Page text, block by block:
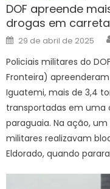
DOF apreende
drogas em
Posted
on
29 de abril de 2025
Policiais militares do
Fronteira)
Iguatemi, mais de 3,4
transportadas em uma
paraguaia. Na ação,
militares realizavam
Eldorado, quando